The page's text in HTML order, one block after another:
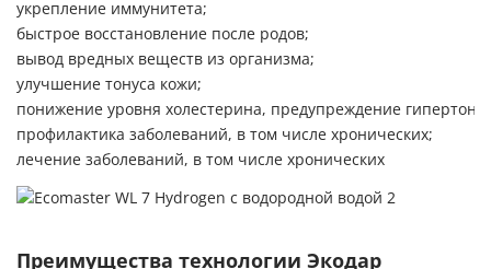
укрепление иммунитета;
быстрое восстановление после родов;
вывод вредных веществ из организма;
улучшение тонуса кожи;
понижение уровня холестерина, предупреждение
профилактика заболеваний, в том числе хронических;
лечение заболеваний, в том числе хронических
Преимущества технологии Экодар